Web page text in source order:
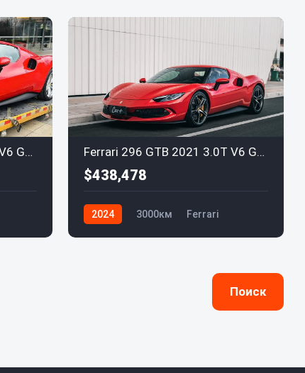
Ferrari 296 GTB 2021 3.0T V6 GTB Ferrari 296 GTB 2021 3.0T V6 GTB
$438,478
2024 3000км Ferrari
Поиск